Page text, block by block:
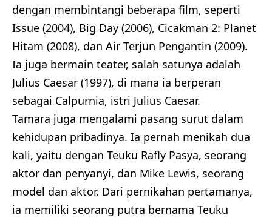
dengan membintangi beberapa film, seperti
Issue (2004), Big Day (2006), Cicakman 2: Planet
Hitam (2008), dan Air Terjun Pengantin (2009).
Ia juga bermain teater, salah satunya adalah
Julius Caesar (1997), di mana ia berperan
sebagai Calpurnia, istri Julius Caesar.
Tamara juga mengalami pasang surut dalam
kehidupan pribadinya. Ia pernah menikah dua
kali, yaitu dengan Teuku Rafly Pasya, seorang
aktor dan penyanyi, dan Mike Lewis, seorang
model dan aktor. Dari pernikahan pertamanya,
ia memiliki seorang putra bernama Teuku